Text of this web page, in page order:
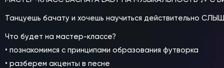
Танцуешь бачату и хочешь научиться действительно
Что будет на мастер-классе?
• познакомимся с принципами образования футворка
• разберем акценты в песне